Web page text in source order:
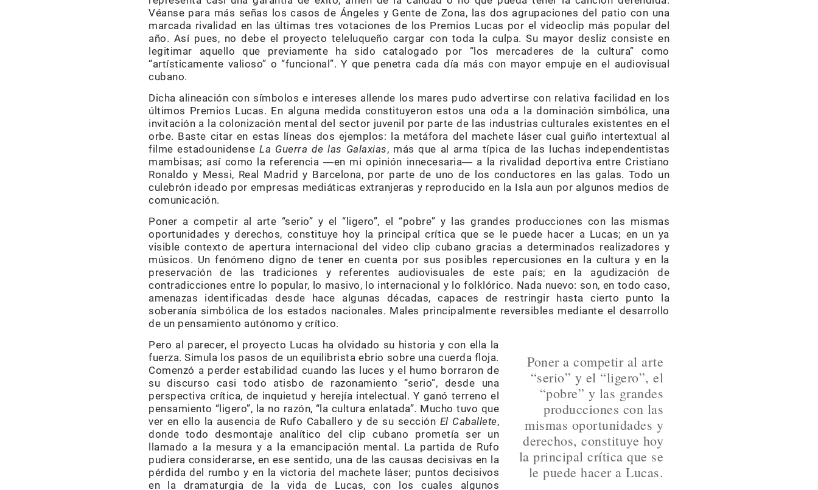
Véanse para más señas los casos de Ángeles y Gente de Zona, las dos agrupaciones del patio con una
marcada rivalidad en las últimas tres votaciones de los Premios Lucas por el videoclip más popular del
año. Así pues, no debe el proyecto teleluqueño cargar con toda la culpa. Su mayor desliz consiste en
legitimar aquello que previamente ha sido catalogado por “los mercaderes de la cultura” como
“artísticamente valioso” o “funcional”. Y que penetra cada día más con mayor empuje en el audiovisual
cubano.
Dicha alineación con símbolos e intereses allende los mares pudo advertirse con relativa facilidad en los
últimos Premios Lucas. En alguna medida constituyeron estos una oda a la dominación simbólica, una
invitación a la colonización mental del sector juvenil por parte de las industrias culturales existentes en el
orbe. Baste citar en estas líneas dos ejemplos: la metáfora del machete láser cual guiño intertextual al
filme estadounidenseLa Guerra de las Galaxias, más que al arma típica de las luchas independentistas
mambisas; así como la referencia ―en mi opinión innecesaria― a la rivalidad deportiva entre Cristiano
Ronaldo y Messi, Real Madrid y Barcelona, por parte de uno de los conductores en las galas. Todo un
culebrón ideado por empresas mediáticas extranjeras y reproducido en la Isla aun por algunos medios de
comunicación.
Poner a competir al arte “serio” y el “ligero”, el “pobre” y las grandes producciones con las mismas
oportunidades y derechos, constituye hoy la principal crítica que se le puede hacer a Lucas; en un ya
visible contexto de apertura internacional del video clip cubano gracias a determinados realizadores y
músicos. Un fenómeno digno de tener en cuenta por sus posibles repercusiones en la cultura y en la
preservación de las tradiciones y referentes audiovisuales de este país; en la agudización de
contradicciones entre lo popular, lo masivo, lo internacional y lo folklórico. Nada nuevo: son, en todo caso,
amenazas identificadas desde hace algunas décadas, capaces de restringir hasta cierto punto la
soberanía simbólica de los estados nacionales. Males principalmente reversibles mediante el desarrollo
de un pensamiento autónomo y crítico.
Poner a competir al arte
“serio” y el “ligero”, el
“pobre” y las grandes
producciones con las
mismas oportunidades y
derechos, constituye hoy
la principal crítica que se
le puede hacer a Lucas.
Pero al parecer, el proyecto Lucas ha olvidado su historia y con ella la
fuerza. Simula los pasos de un equilibrista ebrio sobre una cuerda floja.
Comenzó a perder estabilidad cuando las luces y el humo borraron de
su discurso casi todo atisbo de razonamiento “serio”, desde una
perspectiva crítica, de inquietud y herejía intelectual. Y ganó terreno el
pensamiento “ligero”, la no razón, “la cultura enlatada”. Mucho tuvo que
ver en ello la ausencia de Rufo Caballero y de su sección El Caballete,
donde todo desmontaje analítico del clip cubano prometía ser un
llamado a la mesura y a la emancipación mental. La partida de Rufo
pudiera considerarse, en ese sentido, una de las causas decisivas en la
pérdida del rumbo y en la victoria del machete láser; puntos decisivos
en la dramaturgia de la vida de Lucas, con los cuales algunos